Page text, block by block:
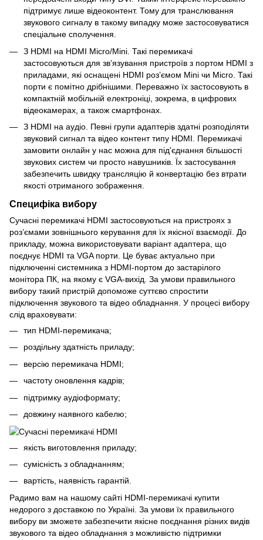
підтримує лише відеоконтент. Тому для транслювання
звукового сигналу в такому випадку може застосовуватися
спеціальне сполучення.
З HDMI на HDMI Micro/Mini. Такі перемикачі
застосовуються для зв’язування пристроїв з портом HDMI з
приладами, які оснащені HDMI роз’ємом Mini чи Micro. Такі
порти є помітно дрібнішими. Переважно їх застосовують в
компактній мобільній електроніці, зокрема, в цифрових
відеокамерах, а також смартфонах.
З HDMI на аудіо. Певні групи адаптерів здатні розподіляти
звуковий сигнал та відео контент типу HDMI. Перемикачі
замовити онлайн у нас можна для під'єднання більшості
звукових систем чи просто навушників. Їх застосування
забезпечить швидку трансляцію й конвертацію без втрати
якості отриманого зображення.
Специфіка вибору
Сучасні перемикачі HDMI застосовуються на пристроях з
роз’ємами зовнішнього керування для їх якісної взаємодії. До
прикладу, можна використовувати варіант адаптера, що
поєднує HDMI та VGA порти. Це буває актуально при
підключенні системника з HDMI-портом до застарілого
монітора ПК, на якому є VGA-вихід. За умови правильного
вибору такий пристрій допоможе суттєво спростити
підключення звукового та відео обладнання. У процесі вибору
слід враховувати:
тип HDMI-перемикача;
роздільну здатність приладу;
версію перемикача HDMI;
частоту оновлення кадрів;
підтримку аудіоформату;
довжину наявного кабелю;
якість виготовлення приладу;
сумісність з обладнанням;
вартість, наявність гарантій.
Радимо вам на нашому сайті HDMI-перемикачі купити
недорого з доставкою по Україні. За умови їх правильного
вибору ви зможете забезпечити якісне поєднання різних видів
звукового та відео обладнання з можливістю підтримки